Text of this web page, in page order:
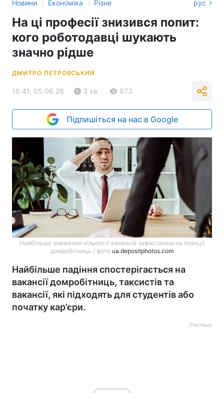
Новини Економіка Різне рус
На ці професії знизився попит:
кого роботодавці шукають
значно рідше
ДМИТРО ПЕТРОВСЬКИЙ
16:41, 05.06.26 3 хв. 873
Підпишіться на нас в Google
Найбільше зниження кількості вакансій зафіксовано на позиції
домробітниць / фото ua.depositphotos.com
Найбільше падіння спостерігається на
вакансії домробітниць, таксистів та
вакансії, які підходять для студентів або
початку кар’єри.
Реклама